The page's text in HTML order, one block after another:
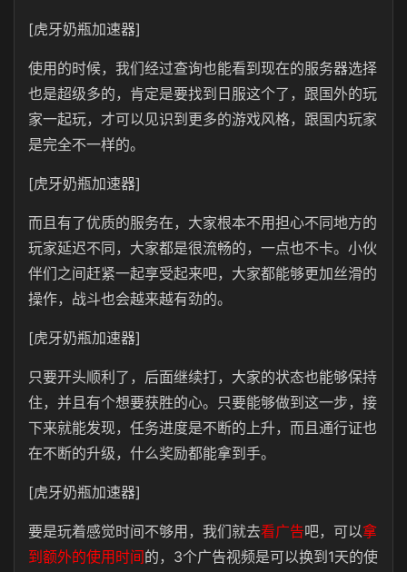
[虎牙奶瓶加速器]
使用的时候，我们经过查询也能看到现在的服务器选择
也是超级多的，肯定是要找到日服这个了，跟国外的玩
家一起玩，才可以见识到更多的游戏风格，跟国内玩家
是完全不一样的。
[虎牙奶瓶加速器]
而且有了优质的服务在，大家根本不用担心不同地方的
玩家延迟不同，大家都是很流畅的，一点也不卡。小伙
伴们之间赶紧一起享受起来吧，大家都能够更加丝滑的
操作，战斗也会越来越有劲的。
[虎牙奶瓶加速器]
只要开头顺利了，后面继续打，大家的状态也能够保持
住，并且有个想要获胜的心。只要能够做到这一步，接
下来就能发现，任务进度是不断的上升，而且通行证也
在不断的升级，什么奖励都能拿到手。
[虎牙奶瓶加速器]
要是玩着感觉时间不够用，我们就去看广告吧，可以拿
到额外的使用时间的，3个广告视频是可以换到1天的使